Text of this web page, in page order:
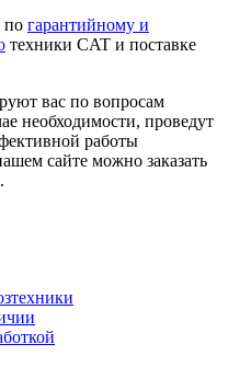
по гарантийному и
техники CAT и поставке
вас по вопросам
необходимости, проведут
работы
сайте можно заказать